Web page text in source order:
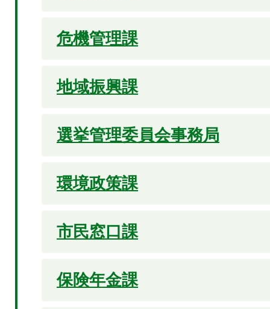
危機管理課
地域振興課
選挙管理委員会事務局
環境政策課
市民窓口課
保険年金課